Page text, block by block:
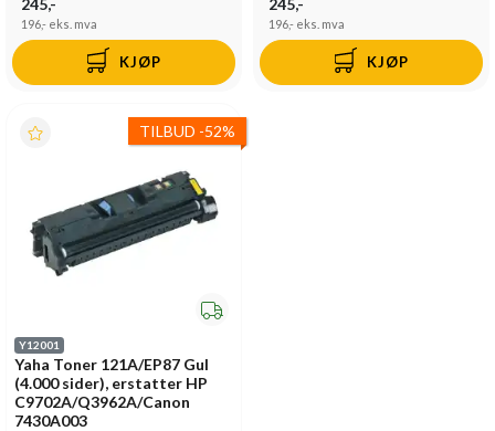
245,-
196,- eks. mva
KJØP
245,-
196,- eks. mva
KJØP
TILBUD -52%
Y12001
Yaha Toner 121A/EP87 Gul
(4.000 sider), erstatter HP
C9702A/Q3962A/Canon
7430A003